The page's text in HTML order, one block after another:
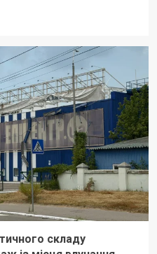
складу